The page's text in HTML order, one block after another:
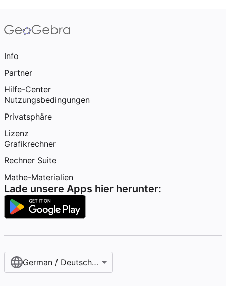
Info
Partner
Hilfe-Center
Nutzungsbedingungen
Privatsphäre
Lizenz
Grafikrechner
Rechner Suite
Mathe-Materialien
Lade unsere Apps hier herunter:
German / Deutsch (Österreich)‎